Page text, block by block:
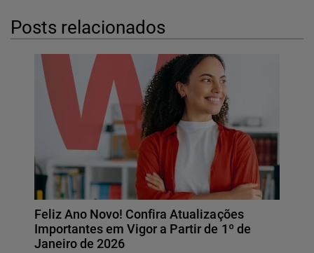
Posts relacionados
Feliz Ano Novo! Confira Atualizações
Importantes em Vigor a Partir de 1º de
Janeiro de 2026